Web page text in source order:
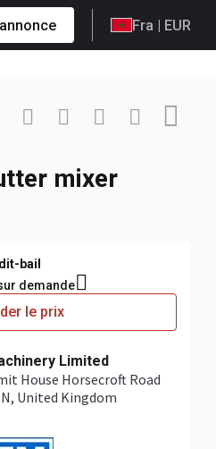
Fra | EUR
Afficher
mixer
bail
demande
le prix
Limited
House Horsecroft Road
United Kingdom